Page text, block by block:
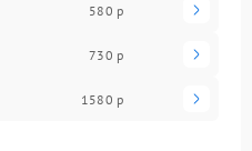
580 р
730 р
1580 р